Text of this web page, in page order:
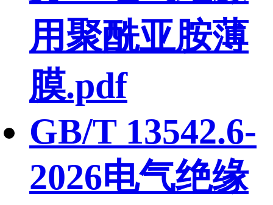
用聚酰亚胺薄
膜.pdf
GB/T 13542.6-
2026电气绝缘